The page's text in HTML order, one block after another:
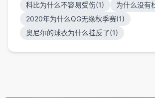
科比为什么不容易受伤(1)
为什么没有
2020年为什么QG无缘秋季赛(1)
奥尼尔的球衣为什么挂反了(1)